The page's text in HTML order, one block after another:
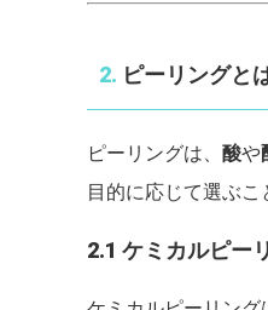
2. ピーリングと
ピーリングは、 酸や
目的に応じて選ぶこ
2.1 ケミカルピー